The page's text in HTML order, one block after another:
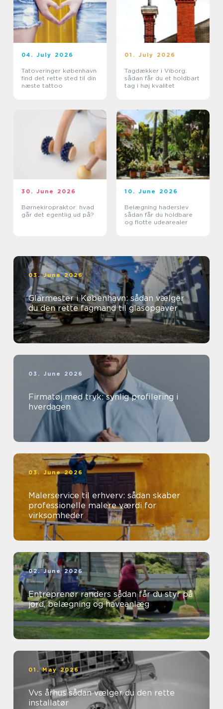
04. July 2026
Tatoveringer københavn
find det rette sted til din
næste tattoo
01. July 2026
Tagdækker i Viborg:
sådan får du et holdbart
tag i høj kvalitet
30. June 2026
Børnekiropraktor: hvad
går det egentlig ud på?
10. June 2026
Belægning haderslev
sådan får du holdbare
og flotte udearealer
03. June 2026
Glarmester i København: sådan vælger
du den rette fagmand til glasopgaver
03. June 2026
Firmatøj med tryk: synlig profilering i
hverdagen
03. June 2026
Malerservice til erhverv: sådan skaber
professionelle malere værdi for
virksomheder
02. June 2026
Entreprenør randers sådan får du styr på
jord, belægning og haveanlæg
01. May 2026
Vvs århus sådan vælger du den rette
installatør